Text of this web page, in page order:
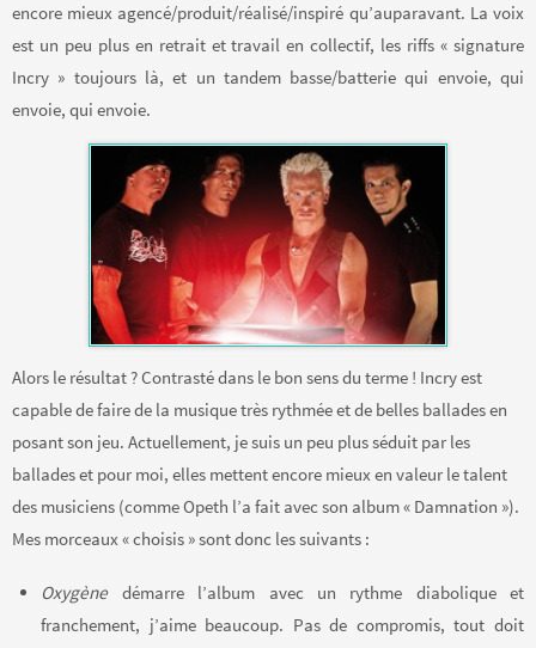
encore mieux agencé/produit/réalisé/inspiré qu’auparavant. La voix
est un peu plus en retrait et travail en collectif, les riffs « signature
Incry » toujours là, et un tandem basse/batterie qui envoie, qui
envoie, qui envoie.
Alors le résultat ? Contrasté dans le bon sens du terme ! Incry est
capable de faire de la musique très rythmée et de belles ballades en
posant son jeu. Actuellement, je suis un peu plus séduit par les
ballades et pour moi, elles mettent encore mieux en valeur le talent
des musiciens (comme Opeth l’a fait avec son album « Damnation »).
Mes morceaux « choisis » sont donc les suivants :
Oxygène démarre l’album avec un rythme diabolique et
franchement, j’aime beaucoup. Pas de compromis, tout doit